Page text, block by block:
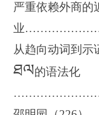
严重依赖外商的
业…………………
从趋向动词到
ཐལ的语法化